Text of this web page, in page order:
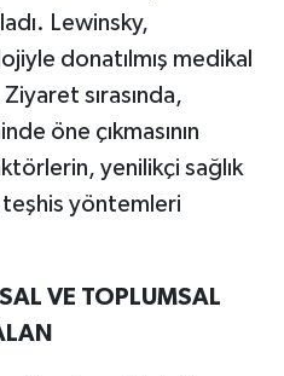
Lewinsky,
donatılmış medikal
sırasında,
öne çıkmasının
yenilikçi sağlık
yöntemleri
VE TOPLUMSAL